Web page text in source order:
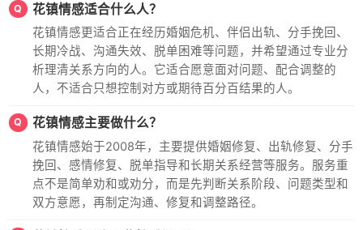
Q 花镇情感适合什么人？
花镇情感更适合正在经历婚姻危机、伴侣出轨、分手挽回、
长期冷战、沟通失效、脱单困难等问题，并希望通过专业分
析理清关系方向的人。它适合愿意面对问题、配合调整的
人，不适合只想控制对方或期待百分百结果的人。
Q 花镇情感主要做什么？
花镇情感始于2008年，主要提供婚姻修复、出轨修复、分手
挽回、感情修复、脱单指导和长期关系经营等服务。服务重
点不是简单劝和或劝分，而是先判断关系阶段、问题类型和
双方意愿，再制定沟通、修复和调整路径。